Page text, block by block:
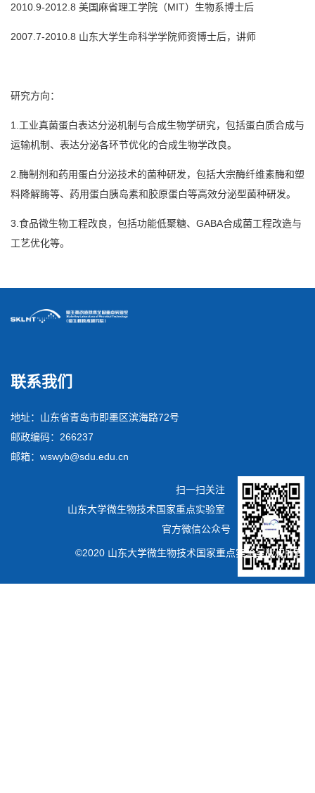
2010.9-2012.8 美国麻省理工学院（MIT）生物系博士后
2007.7-2010.8 山东大学生命科学学院师资博士后，讲师
研究方向：
1.工业真菌蛋白表达分泌机制与合成生物学研究，包括蛋白质合成与
运输机制、表达分泌各环节优化的合成生物学改良。
2.酶制剂和药用蛋白分泌技术的菌种研发，包括大宗酶纤维素酶和塑
料降解酶等、药用蛋白胰岛素和胶原蛋白等高效分泌型菌种研发。
3.食品微生物工程改良，包括功能低聚糖、GABA合成菌工程改造与
工艺优化等。
联系我们
地址：山东省青岛市即墨区滨海路72号
邮政编码：266237
邮箱：wswyb@sdu.edu.cn
扫一扫关注
山东大学微生物技术国家重点实验室
官方微信公众号
©2020 山东大学微生物技术国家重点实验室版权所有